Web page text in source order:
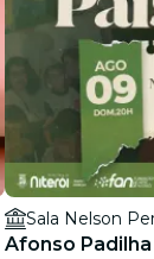
Sala Nelson
Afonso